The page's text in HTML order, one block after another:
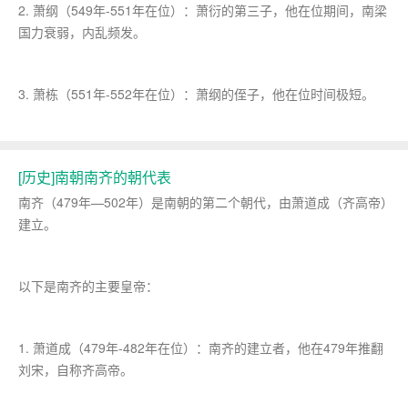
2. 萧纲（549年-551年在位）：萧衍的第三子，他在位期间，南梁
国力衰弱，内乱频发。
3. 萧栋（551年-552年在位）：萧纲的侄子，他在位时间极短。
[历史]南朝南齐的朝代表
南齐（479年—502年）是南朝的第二个朝代，由萧道成（齐高帝）
建立。
以下是南齐的主要皇帝：
1. 萧道成（479年-482年在位）：南齐的建立者，他在479年推翻
刘宋，自称齐高帝。